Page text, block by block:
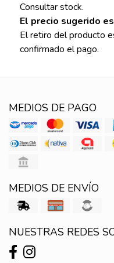
Consultar stock.
El precio sugerido
El retiro del producto
confirmado el pago.
MEDIOS DE PAGO
MEDIOS DE ENVÍO
NUESTRAS REDES